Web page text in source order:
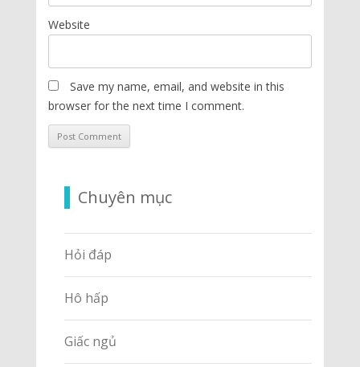
Website
Save my name, email, and website in this
browser for the next time I comment.
Chuyên mục
Hỏi đáp
Hô hấp
Giấc ngủ